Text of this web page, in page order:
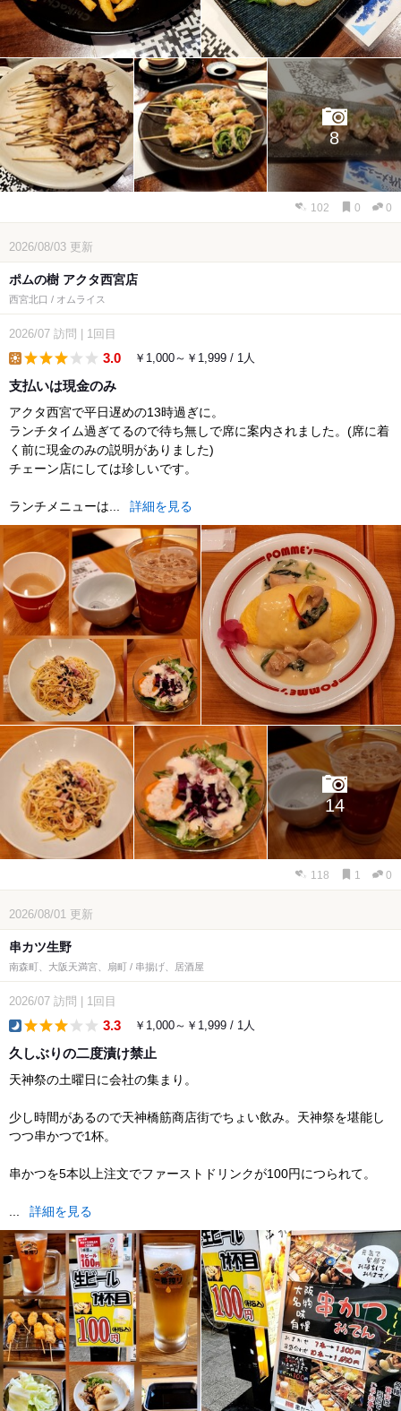
8
102 0 0
2026/08/03 更新
ポムの樹 アクタ西宮店
西宮北口 / オムライス
2026/07 訪問 1回目
3.0 ￥1,000～￥1,999 / 1人
支払いは現金のみ
アクタ西宮で平日遅めの13時過ぎに。
ランチタイム過ぎてるので待ち無しで席に案内されました。(席に着
く前に現金のみの説明がありました)
チェーン店にしては珍しいです。
ランチメニューは... 詳細を見る
14
118 1 0
2026/08/01 更新
串カツ生野
南森町、大阪天満宮、扇町 / 串揚げ、居酒屋
2026/07 訪問 1回目
3.3 ￥1,000～￥1,999 / 1人
久しぶりの二度漬け禁止
天神祭の土曜日に会社の集まり。
少し時間があるので天神橋筋商店街でちょい飲み。天神祭を堪能し
つつ串かつで1杯。
串かつを5本以上注文でファーストドリンクが100円につられて。
詳細を見る